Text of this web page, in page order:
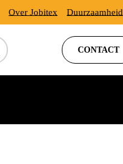
Over Jobitex Duurzaamheid
CONTACT